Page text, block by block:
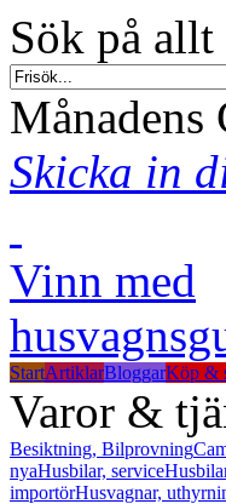
Sök på allt
Månadens
Skicka in
Vinn med
StartArtiklarBloggarKöp &
Varor &
Besiktning, Bilprovning
nyaHusbilar, service
importörHusvagnar,